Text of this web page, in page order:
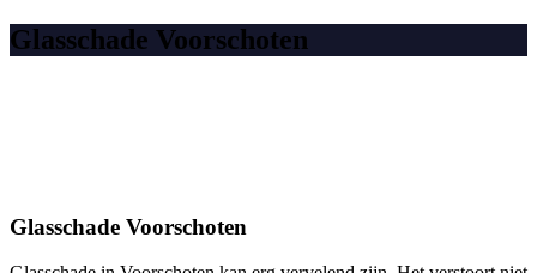
Glasschade Voorschoten
Glasschade Voorschoten